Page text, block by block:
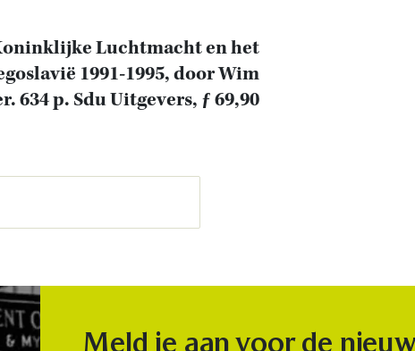
Luchtmacht en het
1991-1995, door Wim
634 p. Sdu Uitgevers, ƒ 69,90
Meld je aan voor de